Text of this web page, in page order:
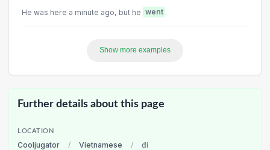
He was here a minute ago, but he went .
Show more examples
Further details about this page
LOCATION
Cooljugator / Vietnamese / đi